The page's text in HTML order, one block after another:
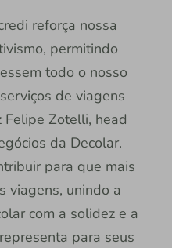
reforça nossa
permitindo
todo o nosso
de viagens
Felipe Zotelli, head
da Decolar.
para que mais
viagens, unindo a
com a solidez e a
para seus